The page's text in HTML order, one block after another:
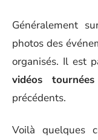
Généralement
photos des
organisés. Il est
vidéos tournées
précédents.
Voilà quelques